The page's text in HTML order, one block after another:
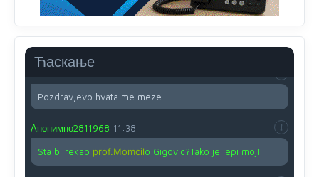
Ћаскање
Анонимно2810587
11:24
Pozdrav,evo hvata me meze.
Анонимно2811968 11:38
Sta bi rekao prof.Momcilo Gigovic?Tako je lepi moj!